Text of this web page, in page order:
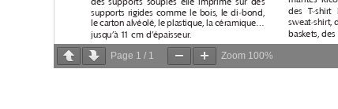
Page 1 / 1 Zoom 100%